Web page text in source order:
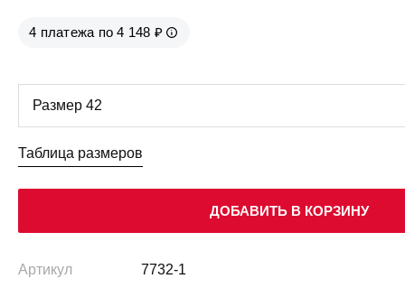
4 платежа по 4 148 ₽
Таблица размеров
ДОБАВИТЬ В КОРЗИНУ
Артикул 7732-1